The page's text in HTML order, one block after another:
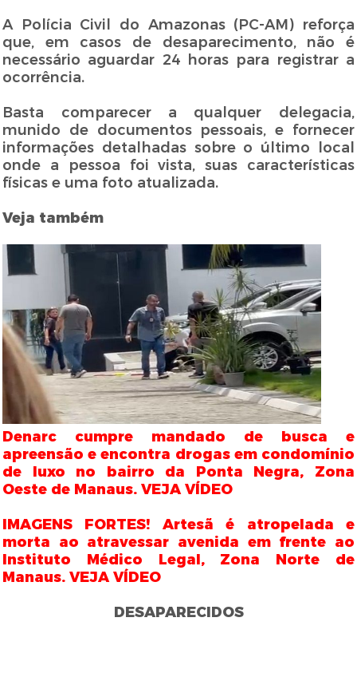
A Polícia Civil do Amazonas (PC-AM) reforça
que, em casos de desaparecimento, não é
necessário aguardar 24 horas para registrar a
ocorrência.
Basta comparecer a qualquer delegacia,
munido de documentos pessoais, e fornecer
informações detalhadas sobre o último local
onde a pessoa foi vista, suas características
físicas e uma foto atualizada.
Veja também
Denarc cumpre mandado de busca e
apreensão e encontra drogas em condomínio
de luxo no bairro da Ponta Negra, Zona
Oeste de Manaus. VEJA VÍDEO
IMAGENS FORTES! Artesã é atropelada e
morta ao atravessar avenida em frente ao
Instituto Médico Legal, Zona Norte de
Manaus. VEJA VÍDEO
DESAPARECIDOS